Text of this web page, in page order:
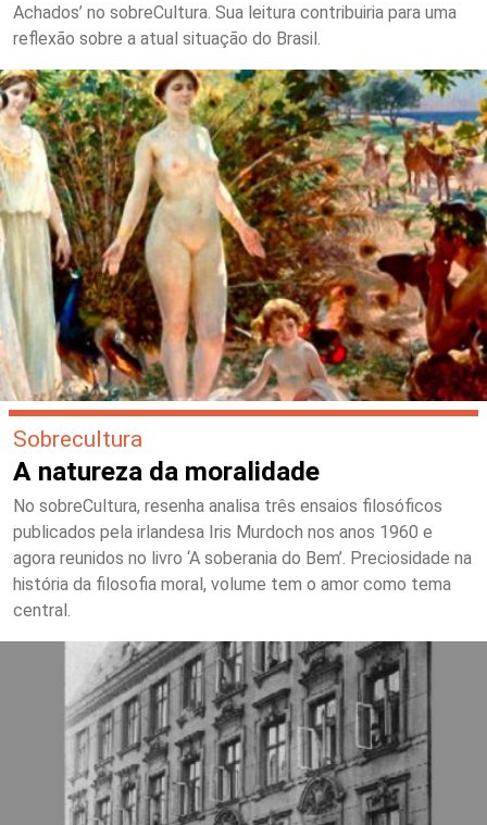
Achados’ no sobreCultura. Sua leitura contribuiria para uma
reflexão sobre a atual situação do Brasil.
Sobrecultura
A natureza da moralidade
No sobreCultura, resenha analisa três ensaios filosóficos
publicados pela irlandesa Iris Murdoch nos anos 1960 e
agora reunidos no livro ‘A soberania do Bem’. Preciosidade na
história da filosofia moral, volume tem o amor como tema
central.